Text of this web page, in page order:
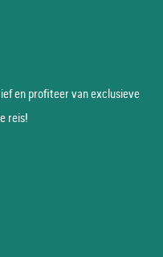
en profiteer van exclusieve
reis!